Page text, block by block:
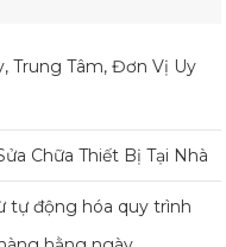
Trung Tâm, Đơn Vị Uy
Chữa Thiết Bị Tại Nhà
tự động hóa quy trình